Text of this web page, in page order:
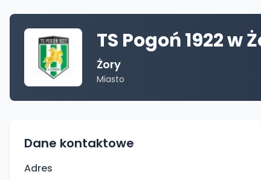
TS Pogoń 1922 w
Żory
Miasto
Dane kontaktowe
Adres